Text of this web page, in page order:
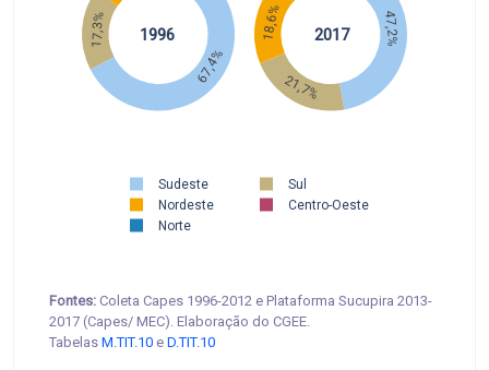
47,2%
21,7%
18,6%
67,4%
17,3%
Sudeste
Sul
Nordeste
Centro-Oeste
Norte
1996 2017
Fontes: Coleta Capes 1996-2012 e Plataforma Sucupira 2013-
2017 (Capes/ MEC). Elaboração do CGEE.
Tabelas M.TIT.10 e D.TIT.10